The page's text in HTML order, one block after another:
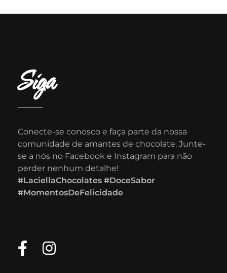
Siga
Conecte-se conosco e faça parte da nossa
comunidade de amantes de chocolate. Junte-
se a nós no Facebook e Instagram para não
perder nenhum detalhe!
#LaciellaChocolates #DoceSabor
#MomentosDeFelicidade